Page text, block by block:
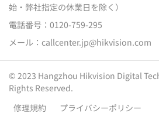
始・弊社指定の休業日を除く）
電話番号： 0120-759-295
メール： callcenter.jp@hikvision.com
© 2023 Hangzhou Hikvision Digital
Rights Reserved.
修理規約
プライバシーポリシー